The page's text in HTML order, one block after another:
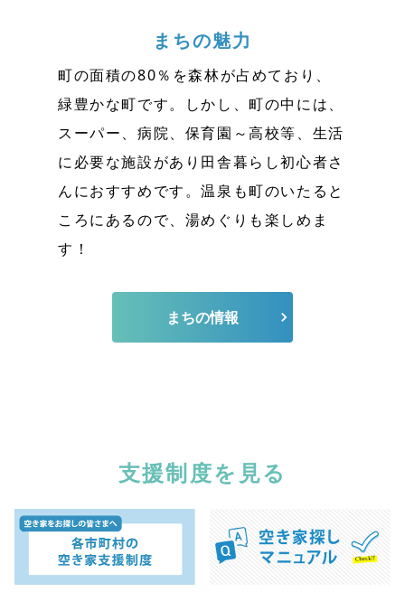
まちの魅力
町の面積の80％を森林が占めており、
緑豊かな町です。しかし、町の中には、
スーパー、病院、保育園～高校等、生活
に必要な施設があり田舎暮らし初心者さ
んにおすすめです。温泉も町のいたると
ころにあるので、湯めぐりも楽しめま
す！
まちの情報
支援制度を見る